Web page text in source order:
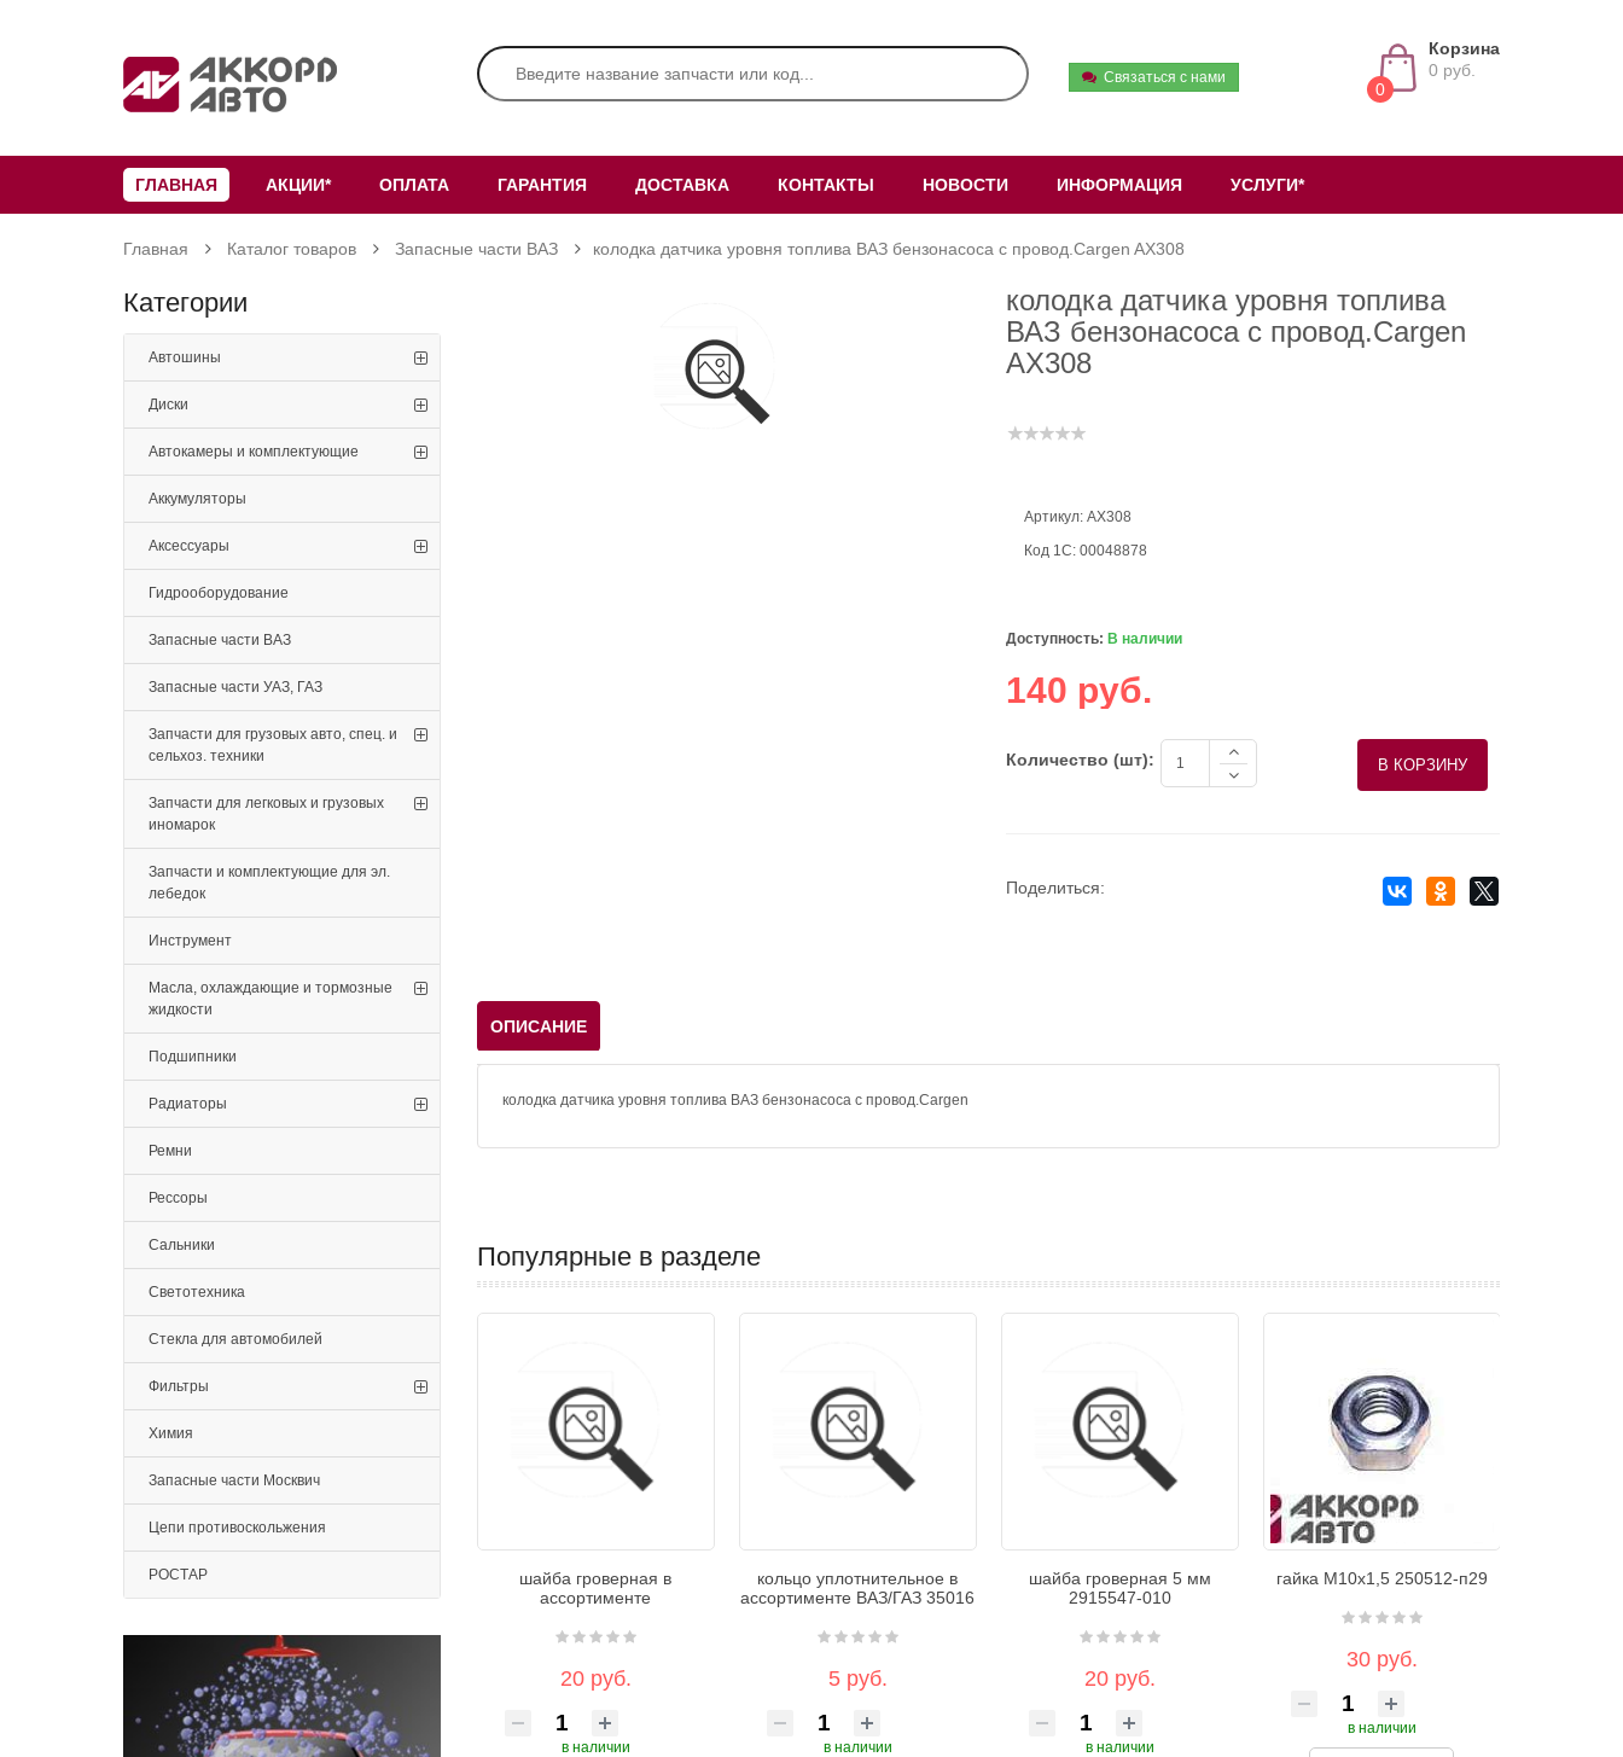
Связаться с нами
0
Корзина
0 руб.
ГЛАВНАЯ АКЦИИ* ОПЛАТА ГАРАНТИЯ ДОСТАВКА КОНТАКТЫ НОВОСТИ ИНФОРМАЦИЯ УСЛУГИ*
Главная Каталог товаров Запасные части ВАЗ колодка датчика уровня топлива ВАЗ бензонасоса с провод.Cargen AX308
Категории
Автошины
Диски
Автокамеры и комплектующие
Аккумуляторы
Аксессуары
Гидрооборудование
Запасные части ВАЗ
Запасные части УАЗ, ГАЗ
Запчасти для грузовых авто, спец. и
сельхоз. техники
Запчасти для легковых и грузовых
иномарок
Запчасти и комплектующие для эл.
лебедок
Инструмент
Масла, охлаждающие и тормозные
жидкости
Подшипники
Радиаторы
Ремни
Рессоры
Сальники
Светотехника
Стекла для автомобилей
Фильтры
Химия
Запасные части Москвич
Цепи противоскольжения
РОСТАР
колодка датчика уровня топлива
ВАЗ бензонасоса с провод.Cargen
AX308
Артикул: AX308
Код 1С: 00048878
Доступность: В наличии
140 руб.
Количество (шт):
Поделиться:
ОПИСАНИЕ
колодка датчика уровня топлива ВАЗ бензонасоса с провод.Cargen
Популярные в разделе
шайба гроверная в
ассортименте
20 руб.
в наличии
кольцо уплотнительное в
ассортименте ВАЗ/ГАЗ 35016
5 руб.
в наличии
шайба гроверная 5 мм
2915547-010
20 руб.
в наличии
гайка М10х1,5 250512-п29
30 руб.
в наличии